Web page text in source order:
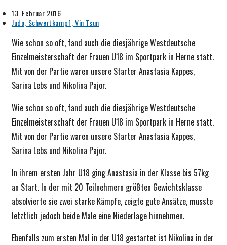
Beitrag
veröffentlicht:
13. Februar 2016
Beitrags-
Judo, Schwertkampf, Vin Tsun
Wie schon so oft, fand auch die diesjährige Westdeutsche
Einzelmeisterschaft der Frauen U18 im Sportpark in Herne statt.
Mit von der Partie waren unsere Starter Anastasia Kappes,
Sarina Lebs und Nikolina Pajor.
Wie schon so oft, fand auch die diesjährige Westdeutsche
Einzelmeisterschaft der Frauen U18 im Sportpark in Herne statt.
Mit von der Partie waren unsere Starter Anastasia Kappes,
Sarina Lebs und Nikolina Pajor.
In ihrem ersten Jahr U18 ging Anastasia in der Klasse bis 57kg
an Start. In der mit 20 Teilnehmern größten Gewichtsklasse
absolvierte sie zwei starke Kämpfe, zeigte gute Ansätze, musste
letztlich jedoch beide Male eine Niederlage hinnehmen.
Ebenfalls zum ersten Mal in der U18 gestartet ist Nikolina in der